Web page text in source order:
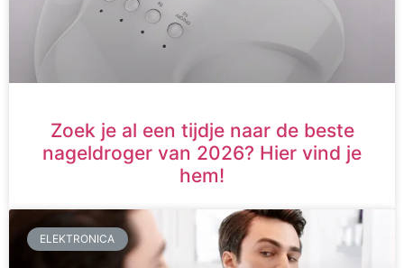
Zoek je al een tijdje naar de beste
nageldroger van 2026? Hier vind je
hem!
ELEKTRONICA